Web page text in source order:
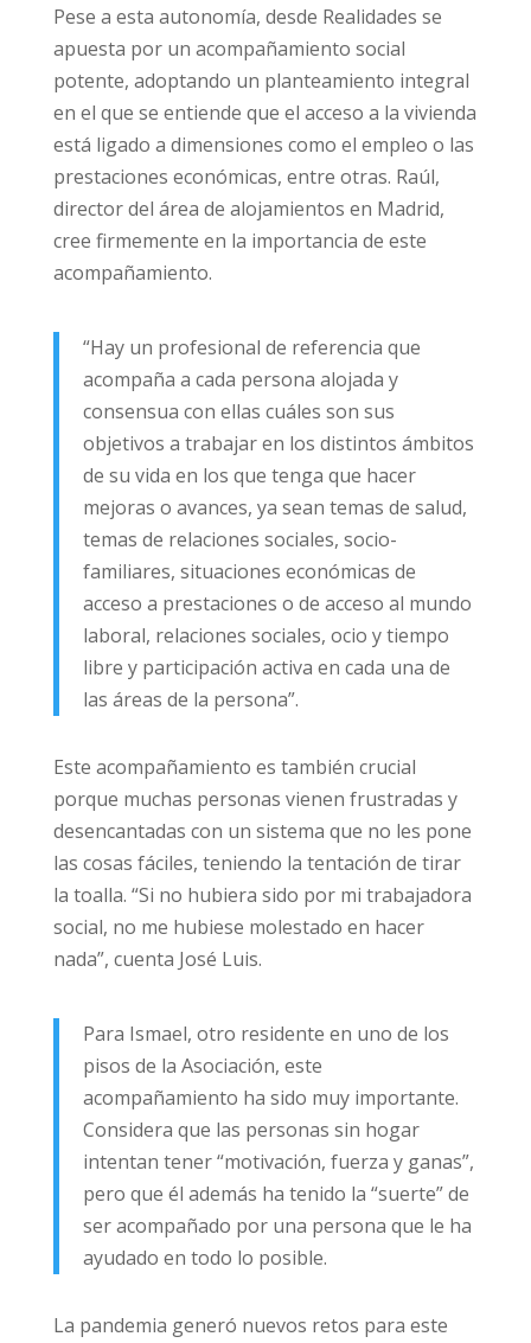
Pese a esta autonomía, desde Realidades se
apuesta por un acompañamiento social
potente, adoptando un planteamiento integral
en el que se entiende que el acceso a la vivienda
está ligado a dimensiones como el empleo o las
prestaciones económicas, entre otras. Raúl,
director del área de alojamientos en Madrid,
cree firmemente en la importancia de este
acompañamiento.
“Hay un profesional de referencia que
acompaña a cada persona alojada y
consensua con ellas cuáles son sus
objetivos a trabajar en los distintos ámbitos
de su vida en los que tenga que hacer
mejoras o avances, ya sean temas de salud,
temas de relaciones sociales, socio-
familiares, situaciones económicas de
acceso a prestaciones o de acceso al mundo
laboral, relaciones sociales, ocio y tiempo
libre y participación activa en cada una de
las áreas de la persona”.
Este acompañamiento es también crucial
porque muchas personas vienen frustradas y
desencantadas con un sistema que no les pone
las cosas fáciles, teniendo la tentación de tirar
la toalla. “Si no hubiera sido por mi trabajadora
social, no me hubiese molestado en hacer
nada”, cuenta José Luis.
Para Ismael, otro residente en uno de los
pisos de la Asociación, este
acompañamiento ha sido muy importante.
Considera que las personas sin hogar
intentan tener “motivación, fuerza y ganas”,
pero que él además ha tenido la “suerte” de
ser acompañado por una persona que le ha
ayudado en todo lo posible.
La pandemia generó nuevos retos para este